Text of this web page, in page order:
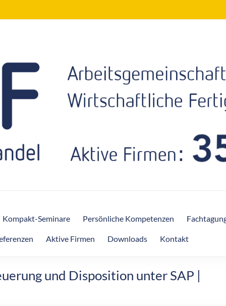
Kompakt-Seminare Persönliche Kompetenzen
Aktive Firmen Downloads Kontakt
und Disposition unter SAP |